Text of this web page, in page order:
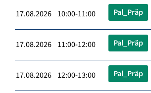
17.08.2026 10:00-11:00 Pal_Präp
17.08.2026 11:00-12:00 Pal_Präp
17.08.2026 12:00-13:00 Pal_Präp